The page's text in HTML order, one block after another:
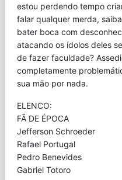
estou perdendo tempo
falar qualquer merda,
bater boca com
atacando os ídolos deles
de fazer faculdade?
completamente
sua mão por nada.
ELENCO:
FÃ DE ÉPOCA
Jefferson Schroeder
Rafael Portugal
Pedro Benevides
Gabriel Totoro